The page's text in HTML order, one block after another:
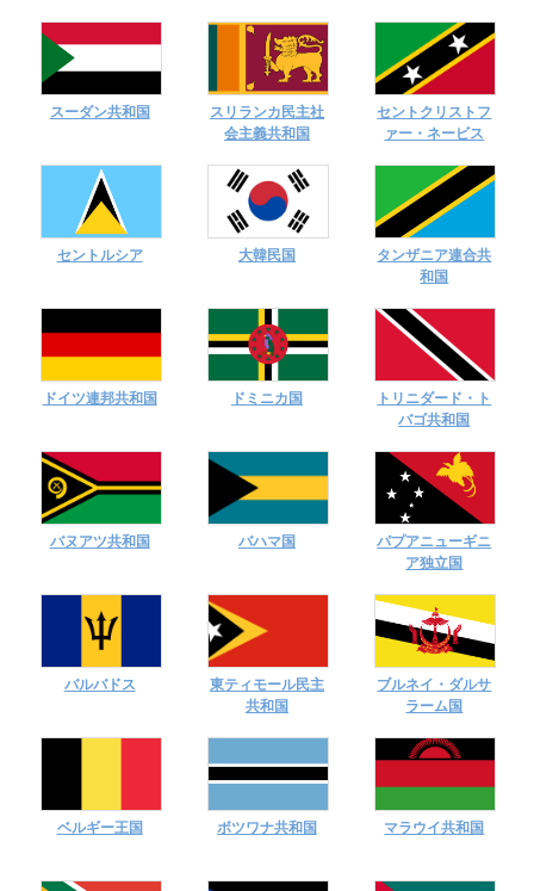
スーダン共和国
スリランカ民主社
会主義共和国
セントクリストフ
ァー・ネービス
セントルシア 大韓民国
タンザニア連合共
和国
ドイツ連邦共和国 ドミニカ国
トリニダード・ト
バゴ共和国
バヌアツ共和国 バハマ国
パプアニューギニ
ア独立国
バルバドス
東ティモール民主
共和国
ブルネイ・ダルサ
ラーム国
ベルギー王国 ボツワナ共和国 マラウイ共和国